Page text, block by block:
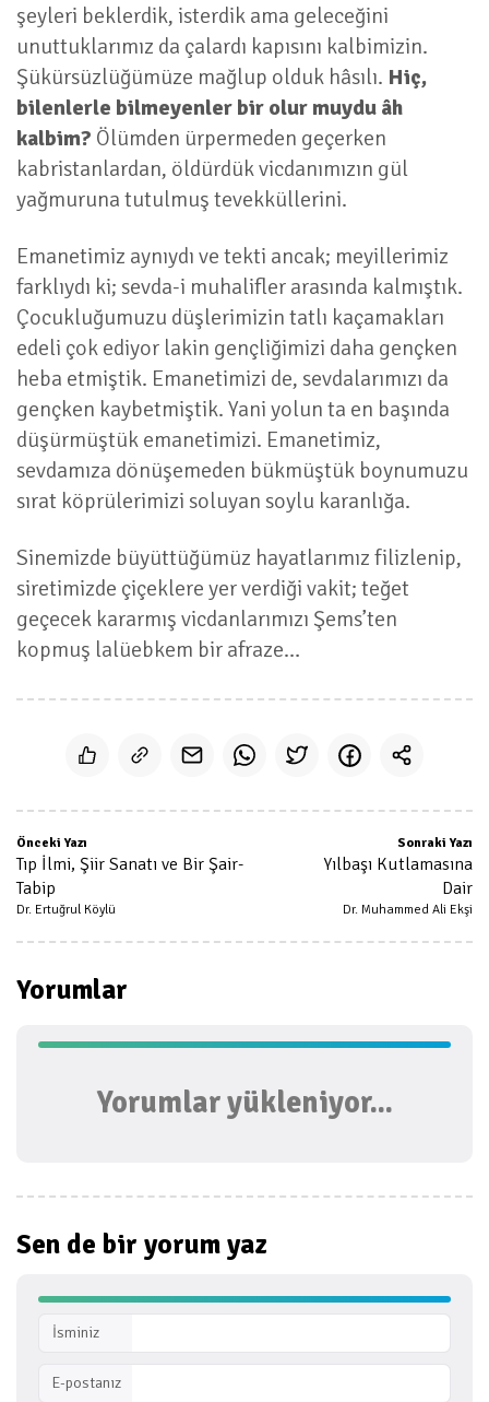
şeyleri beklerdik, isterdik ama geleceğini
unuttuklarımız da çalardı kapısını kalbimizin.
Şükürsüzlüğümüze mağlup olduk hâsılı. Hiç,
bilenlerle bilmeyenler bir olur muydu âh
kalbim? Ölümden ürpermeden geçerken
kabristanlardan, öldürdük vicdanımızın gül
yağmuruna tutulmuş tevekküllerini.
Emanetimiz aynıydı ve tekti ancak; meyillerimiz
farklıydı ki; sevda-i muhalifler arasında kalmıştık.
Çocukluğumuzu düşlerimizin tatlı kaçamakları
edeli çok ediyor lakin gençliğimizi daha gençken
heba etmiştik. Emanetimizi de, sevdalarımızı da
gençken kaybetmiştik. Yani yolun ta en başında
düşürmüştük emanetimizi. Emanetimiz,
sevdamıza dönüşemeden bükmüştük boynumuzu
sırat köprülerimizi soluyan soylu karanlığa.
Sinemizde büyüttüğümüz hayatlarımız filizlenip,
siretimizde çiçeklere yer verdiği vakit; teğet
geçecek kararmış vicdanlarımızı Şems’ten
kopmuş lalüebkem bir afraze…
Önceki Yazı
Tıp İlmi, Şiir Sanatı ve Bir Şair-
Tabip
Dr. Ertuğrul Köylü
Sonraki Yazı
Yılbaşı Kutlamasına
Dair
Dr. Muhammed Ali Ekşi
Yorumlar
Yorumlar yükleniyor...
Sen de bir yorum yaz
İsminiz
E-postanız